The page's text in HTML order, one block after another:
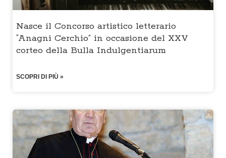
Nasce il Concorso artistico letterario
“Anagni Cerchio” in occasione del XXV
corteo della Bulla Indulgentiarum
SCOPRI DI PIÙ »